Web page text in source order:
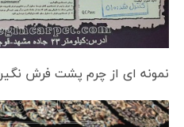
نمونه ای از چرم پشت فرش